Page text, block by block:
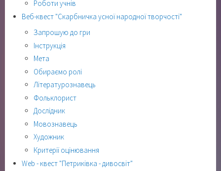
Роботи учнів
Веб-квест "Скарбничка усної народної творчості"
Запрошую до гри
Інструкція
Мета
Обираємо ролі
Літературознавець
Фольклорист
Дослідник
Мовознавець
Художник
Критерії оцінювання
Web - квест "Петриківка - дивосвіт"